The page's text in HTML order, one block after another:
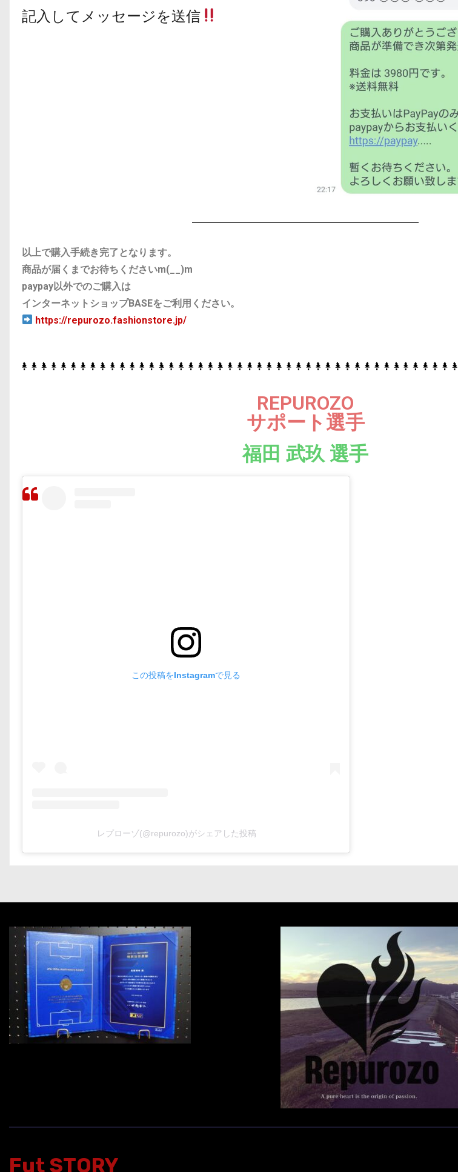
記入してメッセージを送信
以上で購入手続き完了となります。
商品が届くまでお待ちくださいm(__)m
paypay以外でのご購入は
インターネットショップBASEをご利用ください。
https://repurozo.fashionstore.jp/
REPUROZO
サポート選手
福田 武玖 選手
この投稿をInstagramで見る
レプローゾ(@repurozo)がシェアした投稿
Fut STORY